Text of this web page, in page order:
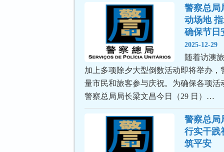
警察总局
动场地
确保节日
2025-12-29
随着访澳
加上多项除夕大型倒数活动即将举办，
量市民和旅客参与庆祝。为确保各项活
警察总局局长梁文昌今日（29 日）…
警察总局
行实干践
筑平安